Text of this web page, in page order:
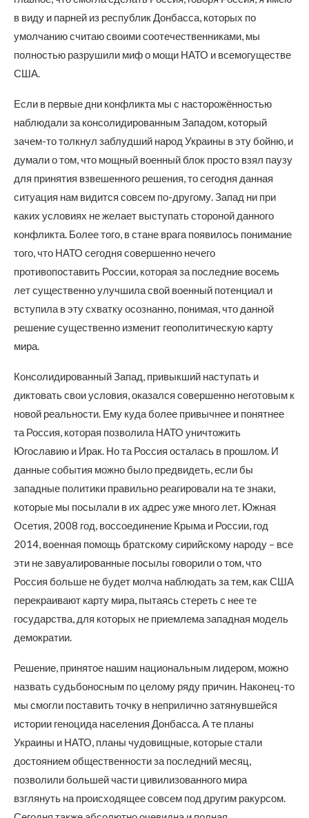
в виду и парней из республик Донбасса, которых по
умолчанию считаю своими соотечественниками, мы
полностью разрушили миф о мощи НАТО и всемогуществе
США.
Если в первые дни конфликта мы с насторожённостью
наблюдали за консолидированным Западом, который
зачем-то толкнул заблудший народ Украины в эту бойню, и
думали о том, что мощный военный блок просто взял паузу
для принятия взвешенного решения, то сегодня данная
ситуация нам видится совсем по-другому. Запад ни при
каких условиях не желает выступать стороной данного
конфликта. Более того, в стане врага появилось понимание
того, что НАТО сегодня совершенно нечего
противопоставить России, которая за последние восемь
лет существенно улучшила свой военный потенциал и
вступила в эту схватку осознанно, понимая, что данной
решение существенно изменит геополитическую карту
мира.
Консолидированный Запад, привыкший наступать и
диктовать свои условия, оказался совершенно неготовым к
новой реальности. Ему куда более привычнее и понятнее
та Россия, которая позволила НАТО уничтожить
Югославию и Ирак. Но та Россия осталась в прошлом. И
данные события можно было предвидеть, если бы
западные политики правильно реагировали на те знаки,
которые мы посылали в их адрес уже много лет. Южная
Осетия, 2008 год, воссоединение Крыма и России, год
2014, военная помощь братскому сирийскому народу – все
эти не завуалированные посылы говорили о том, что
Россия больше не будет молча наблюдать за тем, как США
перекраивают карту мира, пытаясь стереть с нее те
государства, для которых не приемлема западная модель
демократии.
Решение, принятое нашим национальным лидером, можно
назвать судьбоносным по целому ряду причин. Наконец-то
мы смогли поставить точку в неприлично затянувшейся
истории геноцида населения Донбасса. А те планы
Украины и НАТО, планы чудовищные, которые стали
достоянием общественности за последний месяц,
позволили большей части цивилизованного мира
взглянуть на происходящее совсем под другим ракурсом.